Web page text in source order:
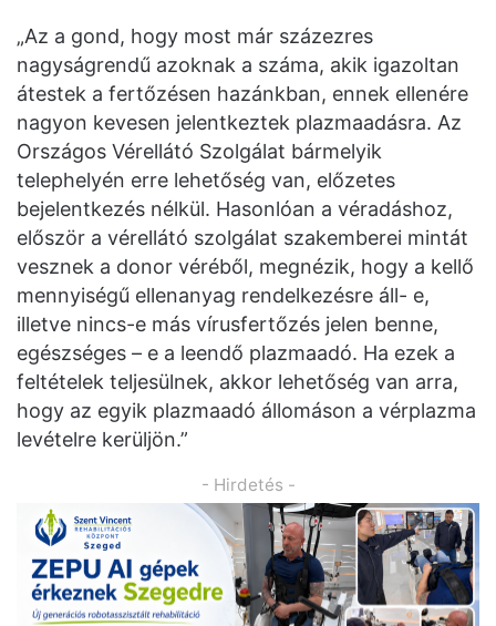
„Az a gond, hogy most már százezres
nagyságrendű azoknak a száma, akik igazoltan
átestek a fertőzésen hazánkban, ennek ellenére
nagyon kevesen jelentkeztek plazmaadásra. Az
Országos Vérellátó Szolgálat bármelyik
telephelyén erre lehetőség van, előzetes
bejelentkezés nélkül. Hasonlóan a véradáshoz,
először a vérellátó szolgálat szakemberei mintát
vesznek a donor véréből, megnézik, hogy a kellő
mennyiségű ellenanyag rendelkezésre áll- e,
illetve nincs-e más vírusfertőzés jelen benne,
egészséges – e a leendő plazmaadó. Ha ezek a
feltételek teljesülnek, akkor lehetőség van arra,
hogy az egyik plazmaadó állomáson a vérplazma
levételre kerüljön.”
- Hirdetés -